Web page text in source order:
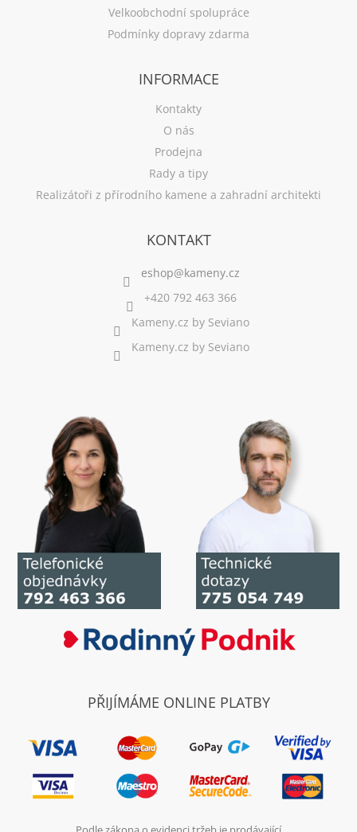
Velkoobchodní spolupráce
Podmínky dopravy zdarma
INFORMACE
Kontakty
O nás
Prodejna
Rady a tipy
Realizátoři z přírodního kamene a zahradní architekti
KONTAKT
+420 792 463 366
Kameny.cz by Seviano
Kameny.cz by Seviano
PŘIJÍMÁME ONLINE PLATBY